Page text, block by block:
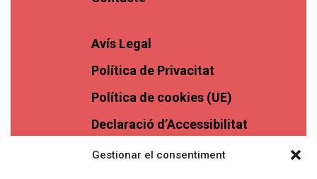
Gestionar el consentiment
Avís Legal
Política de Privacitat
Política de cookies (UE)
Declaració d’Accessibilitat